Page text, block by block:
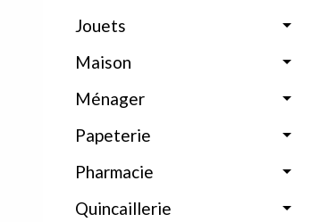
Jouets
Maison
Ménager
Papeterie
Pharmacie
Quincaillerie